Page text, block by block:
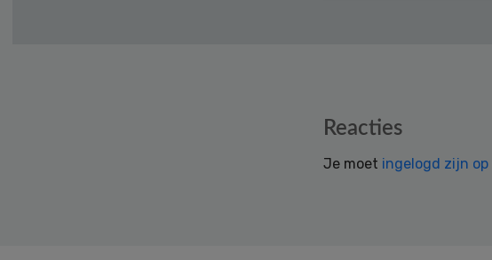
Reacties
Je moet ingelogd zijn op